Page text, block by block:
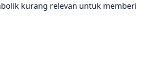
kurang relevan untuk memberi